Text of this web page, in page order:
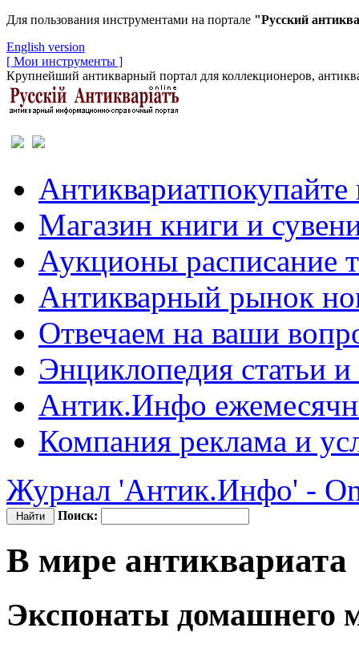
Для пользования инструментами на портале "Русский
English version
[ Мои инструменты ]
Крупнейший антикварный портал для коллекционеров,
Антиквариатпокупайте
Магазин книги и
Аукционы расписание
Антикварный рынок
Отвечаем на ваши
Энциклопедия статьи
Антик.Инфо
Компания реклама и
Журнал 'Антик.Инфо' -
Поиск:
В мире антиквариата
Экспонаты домашнего